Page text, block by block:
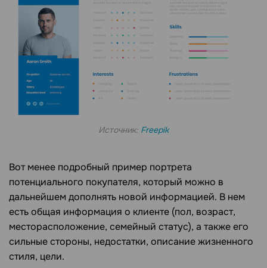
Источник: Freepik
Вот менее подробный пример портрета
потенциального покупателя, который можно в
дальнейшем дополнять новой информацией. В нем
есть общая информация о клиенте (пол, возраст,
месторасположение, семейный статус), а также его
сильные стороны, недостатки, описание жизненного
стиля, цели.